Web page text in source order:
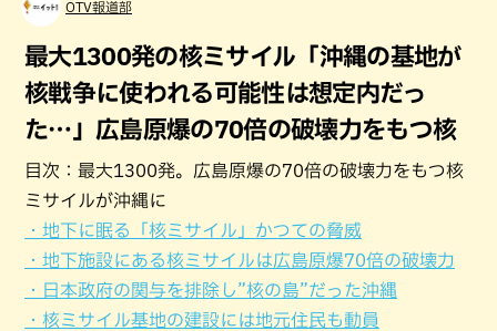
OTV報道部
最大1300発の核ミサイル「沖縄の基地が
核戦争に使われる可能性は想定内だっ
た…」広島原爆の70倍の破壊力をもつ核
目次：最大1300発。広島原爆の70倍の破壊力をもつ核
ミサイルが沖縄に
・地下に眠る「核ミサイル」かつての脅威
・地下施設にある核ミサイルは広島原爆70倍の破壊力
・日本政府の関与を排除し”核の島”だった沖縄
・核ミサイル基地の建設には地元住民も動員